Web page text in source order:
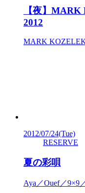
【夜】
2012
MARK
2012/07/24(Tue)
RESERVE
夏の彩唄
Aya／Ouef／9×9